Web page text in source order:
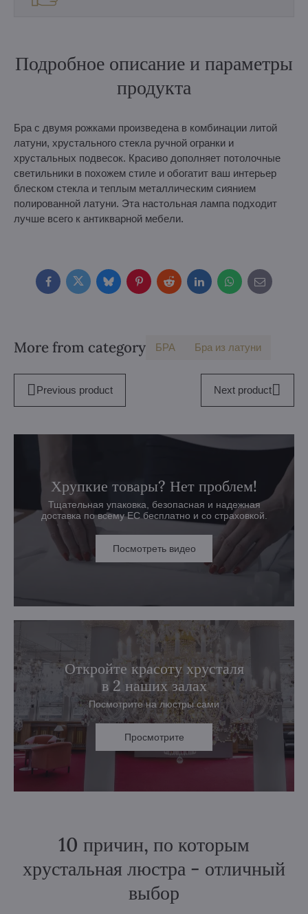
Подробное описание и параметры
продукта
Бра с двумя рожками произведена в комбинации литой
латуни, хрустального стекла ручной огранки и
хрустальных подвесок. Красиво дополняет потолочные
светильники в похожем стиле и обогатит ваш интерьер
блеском стекла и теплым металлическим сиянием
полированной латуни. Эта настольная лампа подходит
лучше всего к антикварной мебели.
FacebookTwitterBlueskyPinterestRedditLinkedInWhatsApp
E-
mail
More from category БPA Бра из латуни
Previous product Next product
Хрупкие товары? Нет проблем!
Тщательная упаковка, безопасная и надежная
доставка по всему ЕС бесплатно и со страховкой.
Посмотреть видео
Откройте красоту хрусталя
в 2 наших залах
Посмотрите на люстры сами
Просмотрите
10 причин, по которым
хрустальная люстра - отличный
выбор